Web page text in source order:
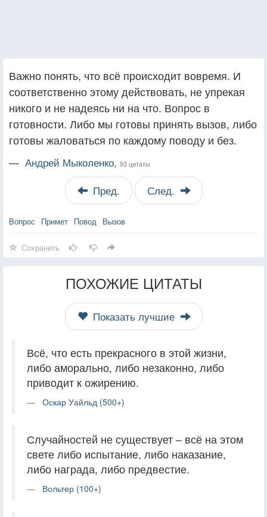
Важно понять, что всё происходит вовремя. И
соответственно этому действовать, не упрекая
никого и не надеясь ни на что. Вопрос в
готовности. Либо мы готовы принять вызов, либо
готовы жаловаться по каждому поводу и без.
— Андрей Мыколенко, 93 цитаты
Пред. След.
Вопрос Примет Повод Вызов
Сохранить
ПОХОЖИЕ ЦИТАТЫ
Показать лучшие
Всё, что есть прекрасного в этой жизни,
либо аморально, либо незаконно, либо
приводит к ожирению.
Оскар Уайльд (500+)
Случайностей не существует – всё на этом
свете либо испытание, либо наказание,
либо награда, либо предвестие.
Вольтер (100+)